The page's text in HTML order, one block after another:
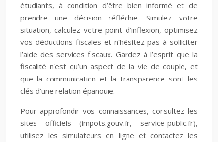
étudiants, à condition d’être bien informé et de
prendre une décision réfléchie. Simulez votre
situation, calculez votre point d’inflexion, optimisez
vos déductions fiscales et n’hésitez pas à solliciter
l’aide des services fiscaux. Gardez à l’esprit que la
fiscalité n’est qu’un aspect de la vie de couple, et
que la communication et la transparence sont les
clés d’une relation épanouie.
Pour approfondir vos connaissances, consultez les
sites officiels (impots.gouv.fr, service-public.fr),
utilisez les simulateurs en ligne et contactez les